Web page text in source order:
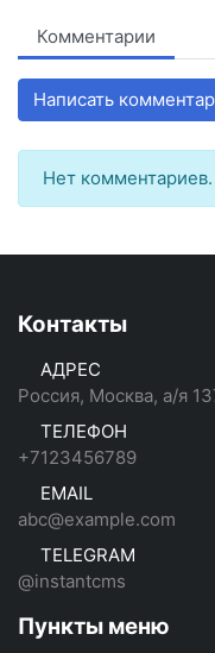
Комментарии
Написать
Нет
Контакты
АДРЕС
Россия, Москва, а/я
ТЕЛЕФОН
+7123456789
EMAIL
abc@example.com
TELEGRAM
@instantcms
Пункты меню